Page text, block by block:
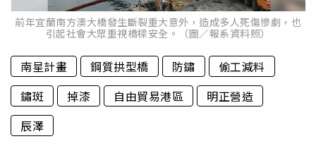
前年宜蘭南方澳大橋發生斷裂重大意外，造成多人死傷慘劇，也
引起社會大眾重視橋樑安全。（圖／報系資料照）
南星計畫 鋼質拱型橋 防鏽
偷工減料
鏽斑
掉漆 自由貿易港區
明正營造
辰澤